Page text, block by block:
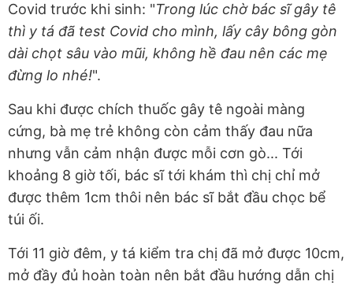
Covid trước khi sinh: "Trong lúc chờ bác sĩ gây tê
thì y tá đã test Covid cho mình, lấy cây bông gòn
dài chọt sâu vào mũi, không hề đau nên các mẹ
đừng lo nhé!".
Sau khi được chích thuốc gây tê ngoài màng
cứng, bà mẹ trẻ không còn cảm thấy đau nữa
nhưng vẫn cảm nhận được mỗi cơn gò... Tới
khoảng 8 giờ tối, bác sĩ tới khám thì chị chỉ mở
được thêm 1cm thôi nên bác sĩ bắt đầu chọc bể
túi ối.
Tới 11 giờ đêm, y tá kiểm tra chị đã mở được 10cm,
mở đầy đủ hoàn toàn nên bắt đầu hướng dẫn chị